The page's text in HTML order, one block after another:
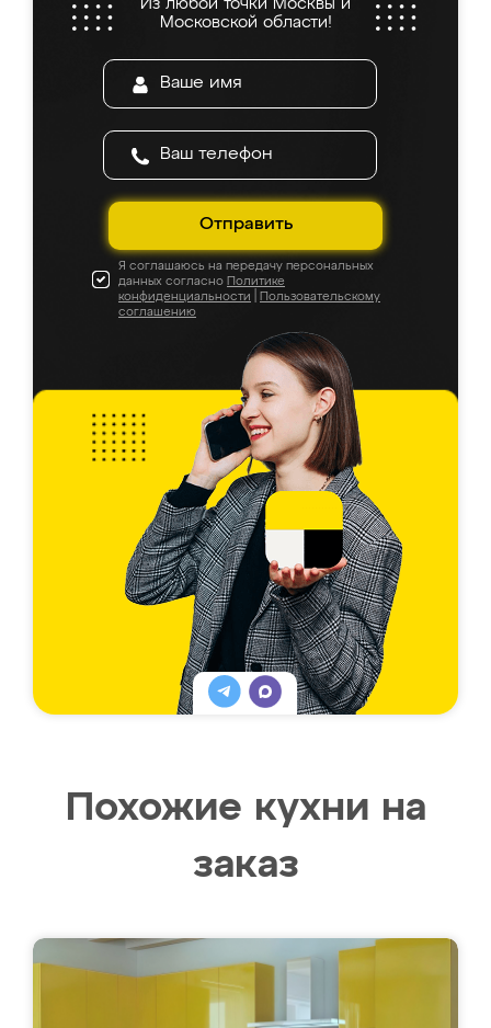
Из любой точки Москвы и
Московской области!
Отправить
Я соглашаюсь на передачу персональных
данных согласно Политике
конфиденциальности
Пользовательскому
соглашению
Похожие кухни на
заказ